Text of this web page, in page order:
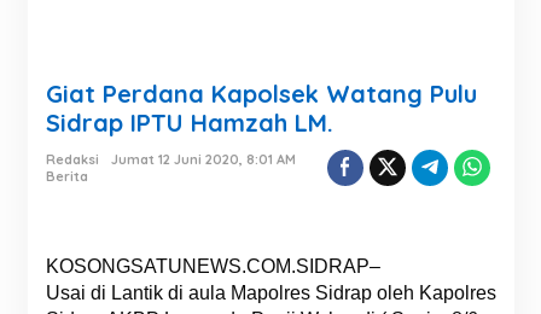
Giat Perdana Kapolsek Watang Pulu
Sidrap IPTU Hamzah LM.
Redaksi
Jumat 12 Juni 2020, 8:01 AM
Berita
KOSONGSATUNEWS.COM.SIDRAP–
Usai di Lantik di aula Mapolres Sidrap oleh Kapolres